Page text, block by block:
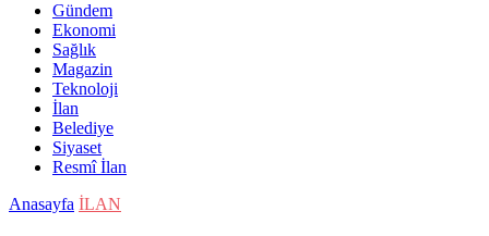
Gündem
Ekonomi
Sağlık
Magazin
Teknoloji
İlan
Belediye
Siyaset
Resmî İlan
Anasayfa İLAN